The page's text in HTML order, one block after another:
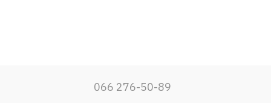
066 276-50-89